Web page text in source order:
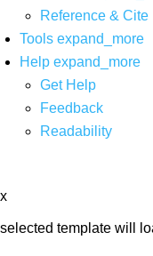
Reference & Cite
Tools expand_more
Help expand_more
Get Help
Feedback
Readability
x
selected template will